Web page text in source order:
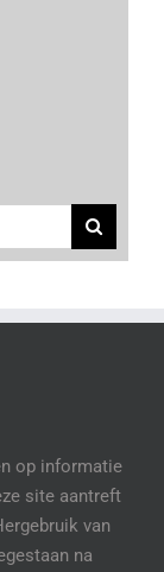
op informatie
site aantreft
van
na